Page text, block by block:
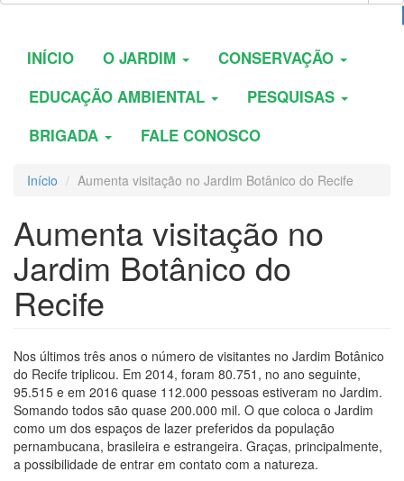
INÍCIO O JARDIM
CONSERVAÇÃO
EDUCAÇÃO AMBIENTAL
PESQUISAS
BRIGADA
FALE CONOSCO
Início Aumenta visitação no Jardim Botânico do Recife
Aumenta visitação no
Jardim Botânico do
Recife
Nos últimos três anos o número de visitantes no Jardim Botânico
do Recife triplicou. Em 2014, foram 80.751, no ano seguinte,
95.515 e em 2016 quase 112.000 pessoas estiveram no Jardim.
Somando todos são quase 200.000 mil. O que coloca o Jardim
como um dos espaços de lazer preferidos da população
pernambucana, brasileira e estrangeira. Graças, principalmente,
a possibilidade de entrar em contato com a natureza.